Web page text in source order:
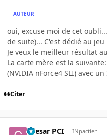
AUTEUR
oui, excuse moi de cet
de suite)... C'est dédié au
Je veux le meilleur résultat
La carte mère est la suivante:
(NVIDIA nForce4 SLI) avec
Citer
Caesar PCI INpactien